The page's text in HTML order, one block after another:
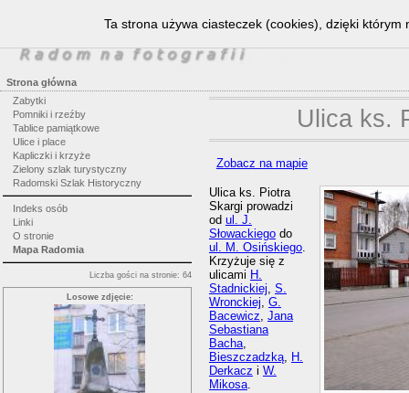
Strona główna
Zabytki
Pomniki i rzeźby
Tablice pamiątkowe
Ulice i place
Kapliczki i krzyże
Zielony szlak turystyczny
Radomski Szlak Historyczny
Indeks osób
Linki
O stronie
Mapa Radomia
Liczba gości na stronie: 64
Losowe zdjęcie:
Ulica ks.
Zobacz na mapie
Ulica ks. Piotra
Skargi prowadzi
od ul. J.
Słowackiegodo
ul. M. Osińskiego.
Krzyżuje się z
ulicami H.
Stadnickiej, S.
Wronckiej, G.
Bacewicz, Jana
Sebastiana
Bacha,
Bieszczadzką, H.
Derkacz i W.
Mikosa.
Ta strona używa ciasteczek (cookies), dzięki którym